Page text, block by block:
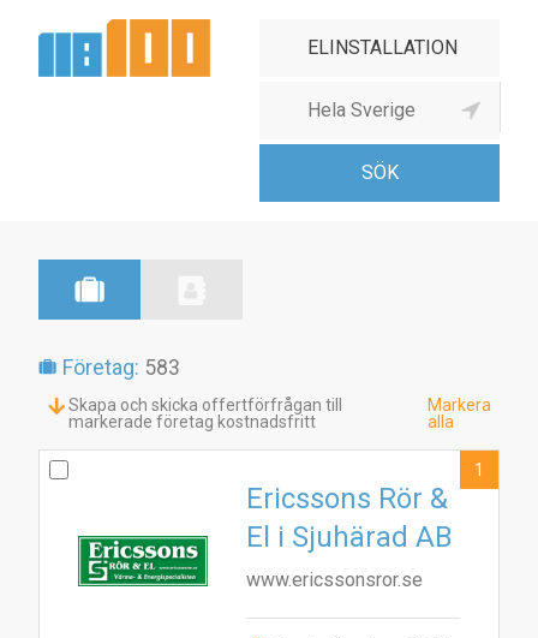
Elinstallationsfirma
Företag: 583
Skapa och skicka offertförfrågan till
markerade företag kostnadsfritt
Markera
alla
Ericssons Rör &
El i Sjuhärad AB
www.ericssonsror.se
1